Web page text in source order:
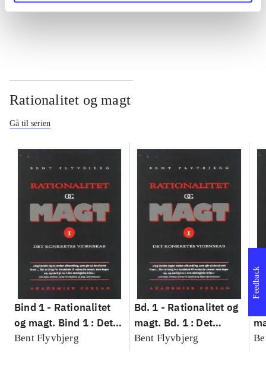
Rationalitet og magt
Gå til serien
Bind 1 - Rationalitet
og magt. Bind 1 : Det
konkretes videnskab
Bent Flyvbjerg
Bd. 1 - Rationalitet og
magt. Bd. 1 : Det
konkretes videnskab
Bent Flyvbjerg
Feedback